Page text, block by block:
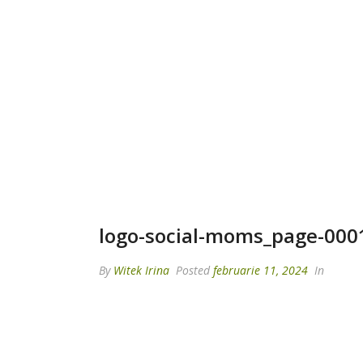
logo-social-moms_page-
By Witek Irina Posted februarie 11, 2024 In